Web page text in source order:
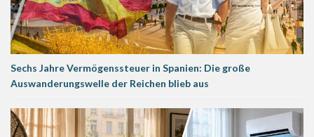
Sechs Jahre Vermögenssteuer in Spanien: Die große
Auswanderungswelle der Reichen blieb aus